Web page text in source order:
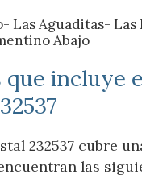
Las Aguaditas-
Abajo
que incluye
232537 cubre
las